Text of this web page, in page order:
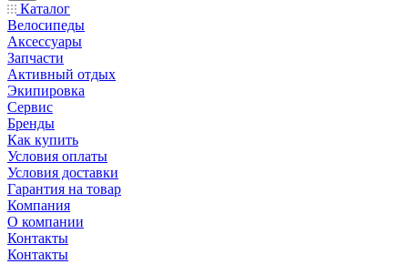
Каталог
Велосипеды
Аксессуары
Запчасти
Активный отдых
Экипировка
Сервис
Бренды
Как купить
Условия оплаты
Условия доставки
Гарантия на товар
Компания
О компании
Контакты
Контакты